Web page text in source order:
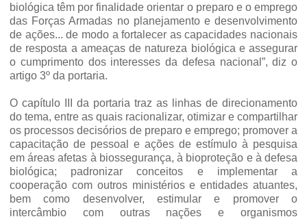
biológica têm por finalidade orientar o preparo e o emprego
das Forças Armadas no planejamento e desenvolvimento
de ações... de modo a fortalecer as capacidades nacionais
de resposta a ameaças de natureza biológica e assegurar
o cumprimento dos interesses da defesa nacional”, diz o
artigo 3º da portaria.
O capítulo III da portaria traz as linhas de direcionamento
do tema, entre as quais racionalizar, otimizar e compartilhar
os processos decisórios de preparo e emprego; promover a
capacitação de pessoal e ações de estímulo à pesquisa
em áreas afetas à biossegurança, à bioproteção e à defesa
biológica; padronizar conceitos e implementar a
cooperação com outros ministérios e entidades atuantes,
bem como desenvolver, estimular e promover o
intercâmbio com outras nações e organismos